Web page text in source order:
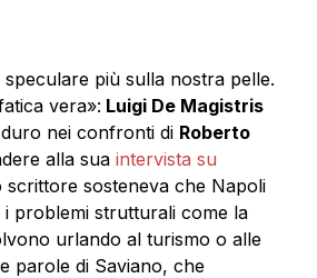
urlando al […]
più sulla nostra pelle.
vera»: Luigi De Magistris
nei confronti di Roberto
alla sua intervista su
scrittore sosteneva che Napoli
problemi strutturali come la
urlando al turismo o alle
parole di Saviano, che